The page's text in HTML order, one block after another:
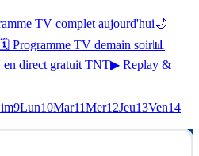
TV complet aujourd'hui🌙
🗓 Programme TV demain soir📊
direct gratuit TNT▶ Replay &
9Lun10Mar11Mer12Jeu13Ven14